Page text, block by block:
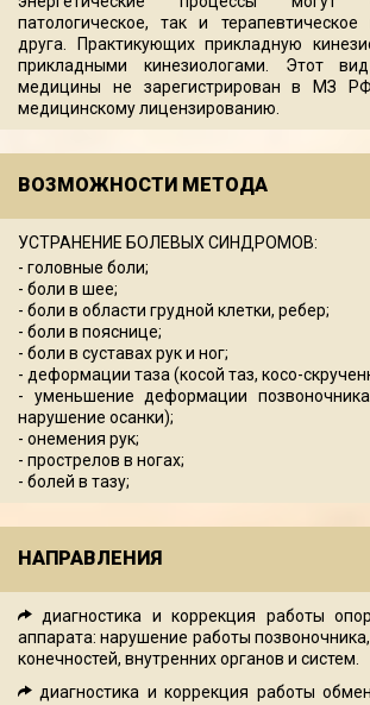
патологическое, так и
друга. Практикующих прикладную
прикладными кинезиологами. Этот вид
медицины не зарегистрирован в МЗ
медицинскому лицензированию.
ВОЗМОЖНОСТИ МЕТОДА
УСТРАНЕНИЕ БОЛЕВЫХ СИНДРОМОВ:
- головные боли;
- боли в шее;
- боли в области грудной клетки, ребер;
- боли в пояснице;
- боли в суставах рук и ног;
- деформации таза (косой таз, косо-
- уменьшение деформации
нарушение осанки);
- онемения рук;
- прострелов в ногах;
- болей в тазу;
НАПРАВЛЕНИЯ
диагностика и коррекция работы
аппарата: нарушение работы
конечностей, внутренних органов и систем.
диагностика и коррекция работы